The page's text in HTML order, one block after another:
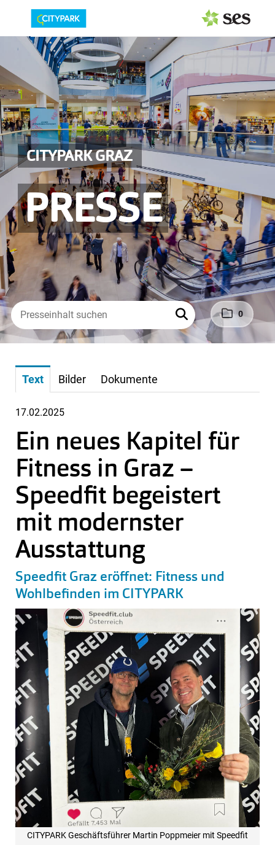
0
CITYPARK GRAZ
PRESSE
PRESSEAUSSENDUNGEN
Center & Marken
Events
Services
MEDIAGALERIE
PRESSEKONTAKT
Text Bilder Dokumente
17.02.2025
Ein neues Kapitel für
Fitness in Graz –
Speedfit begeistert
mit modernster
Ausstattung
Speedfit Graz eröffnet: Fitness und
Wohlbefinden im CITYPARK
CITYPARK Geschäftsführer Martin Poppmeier mit Speedfit